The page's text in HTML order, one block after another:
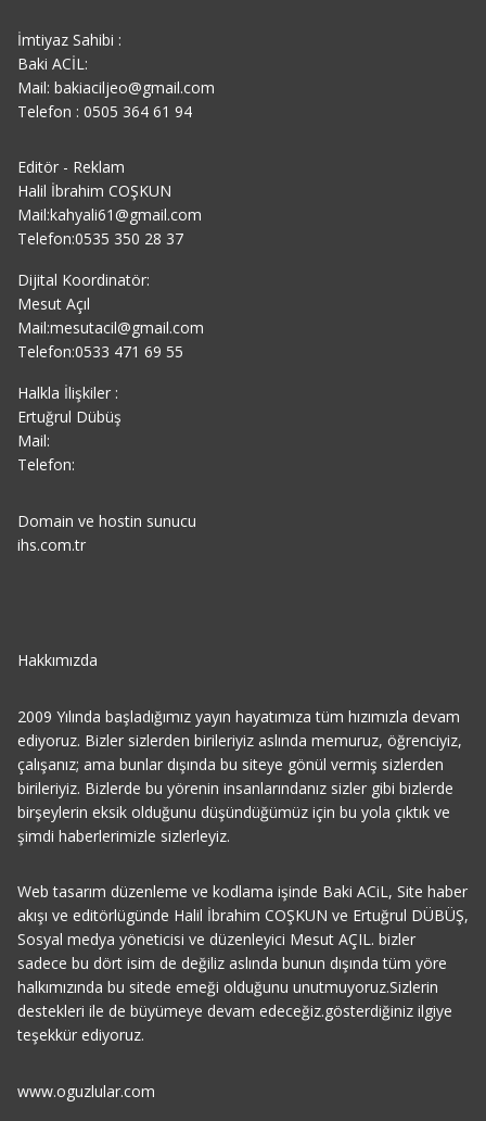
İmtiyaz Sahibi :
Baki ACİL:
Mail: bakiaciljeo@gmail.com
Telefon : 0505 364 61 94
Editör - Reklam
Halil İbrahim COŞKUN
Mail:kahyali61@gmail.com
Telefon:0535 350 28 37
Dijital Koordinatör:
Mesut Açıl
Mail:mesutacil@gmail.com
Telefon:0533 471 69 55
Halkla İlişkiler :
Ertuğrul Dübüş
Mail:
Telefon:
Domain ve hostin sunucu
ihs.com.tr
Hakkımızda
2009 Yılında başladığımız yayın hayatımıza tüm hızımızla devam
ediyoruz. Bizler sizlerden birileriyiz aslında memuruz, öğrenciyiz,
çalışanız; ama bunlar dışında bu siteye gönül vermiş sizlerden
birileriyiz. Bizlerde bu yörenin insanlarındanız sizler gibi bizlerde
birşeylerin eksik olduğunu düşündüğümüz için bu yola çıktık ve
şimdi haberlerimizle sizlerleyiz.
Web tasarım düzenleme ve kodlama işinde Baki ACiL, Site haber
akışı ve editörlügünde Halil İbrahim COŞKUN ve Ertuğrul DÜBÜŞ,
Sosyal medya yöneticisi ve düzenleyici Mesut AÇIL. bizler
sadece bu dört isim de değiliz aslında bunun dışında tüm yöre
halkımızında bu sitede emeği olduğunu unutmuyoruz.Sizlerin
destekleri ile de büyümeye devam edeceğiz.gösterdiğiniz ilgiye
teşekkür ediyoruz.
www.oguzlular.com